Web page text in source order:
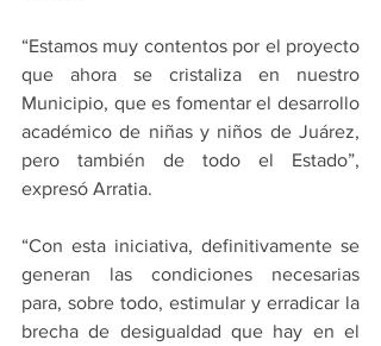
“Estamos muy contentos por el proyecto
que ahora se cristaliza en nuestro
Municipio, que es fomentar el desarrollo
académico de niñas y niños de Juárez,
pero también de todo el Estado”,
expresó Arratia.
“Con esta iniciativa, definitivamente se
generan las condiciones necesarias
para, sobre todo, estimular y erradicar la
brecha de desigualdad que hay en el